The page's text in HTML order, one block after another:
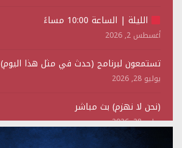
الليلة | الساعة 10:00 مساءً
أغسطس 2, 2026
تستمعون لبرنامج (حدث في مثل هذا اليوم)
يوليو 28, 2026
(نحن لا نهزم) بث مباشر
يوليو 28, 2026